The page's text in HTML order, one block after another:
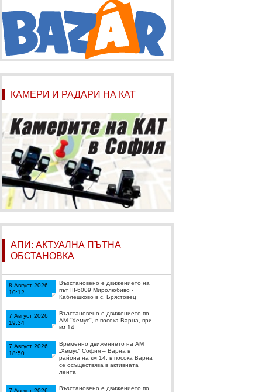
КАМЕРИ И РАДАРИ НА КАТ
АПИ: АКТУАЛНА ПЪТНА
ОБСТАНОВКА
8 Август 2026
10:12
Възстановено е движението на
път III-6009 Миролюбиво -
Каблешково в с. Брястовец
7 Август 2026
19:34
Възстановено е движението по
АМ "Хемус", в посока Варна, при
км 14
7 Август 2026
18:50
Временно движението на АМ
„Хемус“ София – Варна в
района на км 14, в посока Варна
се осъществява в активната
лента
7 Август 2026
Възстановено е движението по